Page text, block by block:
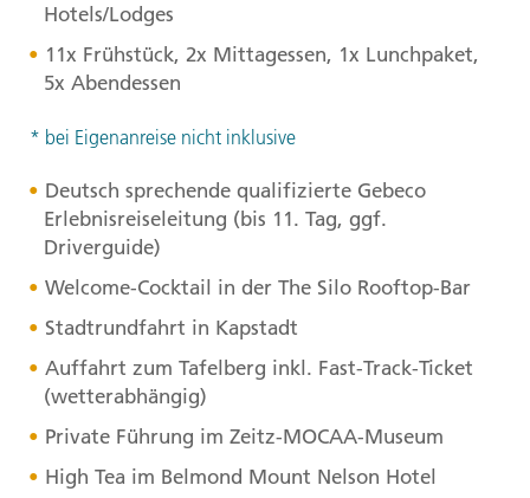
Hotels/Lodges
11x Frühstück, 2x Mittagessen, 1x Lunchpaket,
5x Abendessen
* bei Eigenanreise nicht inklusive
Deutsch sprechende qualifizierte Gebeco
Erlebnisreiseleitung (bis 11. Tag, ggf.
Driverguide)
Welcome-Cocktail in der The Silo Rooftop-Bar
Stadtrundfahrt in Kapstadt
Auffahrt zum Tafelberg inkl. Fast-Track-Ticket
(wetterabhängig)
Private Führung im Zeitz-MOCAA-Museum
High Tea im Belmond Mount Nelson Hotel